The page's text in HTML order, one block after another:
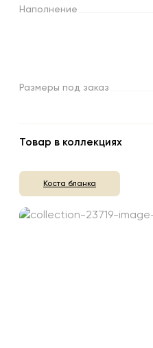
Наполнение
Размеры под заказ
Товар в коллекциях
Коста бланка